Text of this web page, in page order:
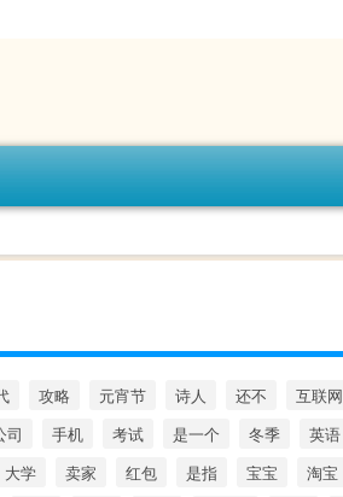
攻略 元宵节 诗人 还不
互联网
司 手机 考试 是一个 冬季
英语
大学 卖家 红包 是指 宝宝
淘宝